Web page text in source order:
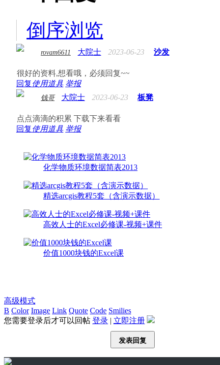
倒序浏览
rovam6611 大院士 2023-06-23 沙发
很好的资料,想看哦，必须回复~~
回复使用道具 举报
钱哥 大院士 2023-06-23 板凳
点点滴滴的积累 下载下来看看
回复使用道具 举报
化学物质环境数据简表2013
精选arcgis教程5套（含演示数据）
高效人士的Excel必修课-视频+课件
价值1000块钱的Excel课
高级模式
B Color Image Link Quote Code Smilies
您需要登录后才可以回帖 登录 | 立即注册
发表回复